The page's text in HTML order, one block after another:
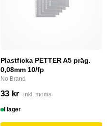
Plastficka PETTER A5 präg.
0,08mm 10/fp
No Brand
33 kr inkl. moms
I lager